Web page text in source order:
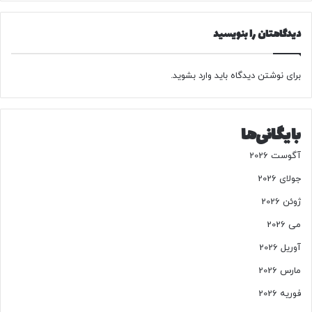
د
ت
گ
م
ز
ی
ر
ا
ن
آ
ی
دیدگاهتان را بنویسید
برای نوشتن دیدگاه باید وارد بشوید.
بایگانی‌ها
آگوست 2026
جولای 2026
ژوئن 2026
می 2026
آوریل 2026
مارس 2026
فوریه 2026